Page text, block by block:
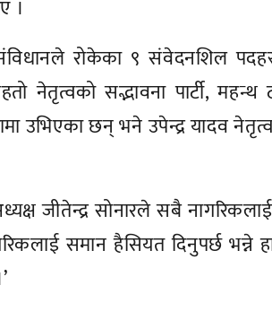
।
रोकेका ९ संवेदनशिल
नेतृत्वको सद्भावना पार्टी,
उभिएका छन् भने उपेन्द्र यादव
जीतेन्द्र सोनारले सबै
समान हैसियत दिनुपर्छ भन्ने